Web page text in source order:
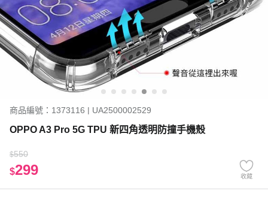
商品編號：1373116 | UA2500002529
OPPO A3 Pro 5G TPU 新四角透明防撞手機殼
$550
$299 收藏